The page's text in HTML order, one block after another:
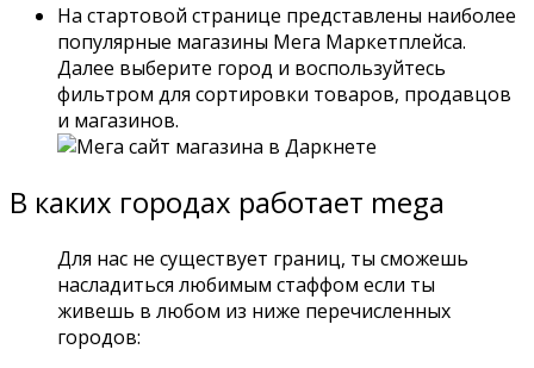
На стартовой странице представлены наиболее
популярные магазины Мега Маркетплейса.
Далее выберите город и воспользуйтесь
фильтром для сортировки товаров, продавцов
и магазинов.
В каких городах работает mega
Для нас не существует границ, ты сможешь
насладиться любимым стаффом если ты
живешь в любом из ниже перечисленных
городов: